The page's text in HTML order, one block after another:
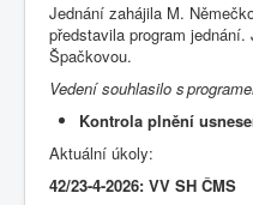
Jednání zahájila M.
představila program
Špačkovou.
Vedení souhlasilo s
Kontrola plnění
Aktuální úkoly:
42/23-4-2026: VV SH ČMS